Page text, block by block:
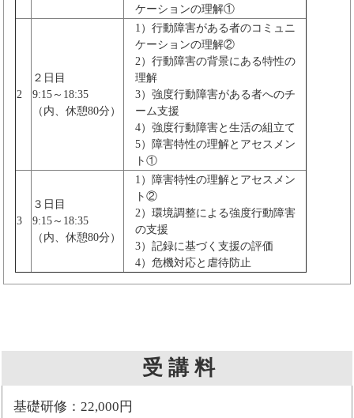
ケーションの理解①
2
２日目
9:15～18:35
（内、休憩80分）
1）行動障害がある者のコミュニ
ケーションの理解②
2）行動障害の背景にある特性の
理解
3）強度行動障害がある者へのチ
ーム支援
4）強度行動障害と生活の組立て
5）障害特性の理解とアセスメン
ト①
3
３日目
9:15～18:35
（内、休憩80分）
1）障害特性の理解とアセスメン
ト②
2）環境調整による強度行動障害
の支援
3）記録に基づく支援の評価
4）危機対応と虐待防止
受 講 料
基礎研修：22,000円